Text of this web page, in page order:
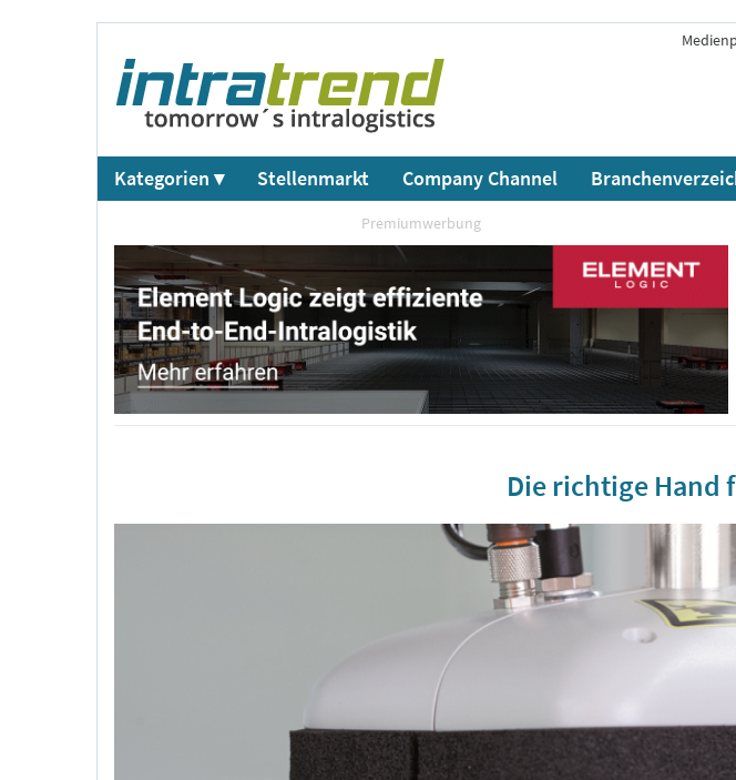
Kategorien ▾ Stellenmarkt Company Channel
Premiumwerbung
Die richtige Hand